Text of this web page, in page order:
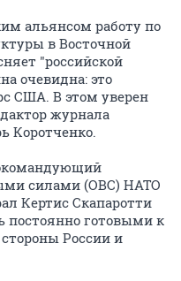
альянсом работу по
в Восточной
"российской
очевидна: это
США. В этом уверен
журнала
Коротченко.
силами (ОВС) НАТО
Кертис Скапаротти
постоянно готовыми к
России и